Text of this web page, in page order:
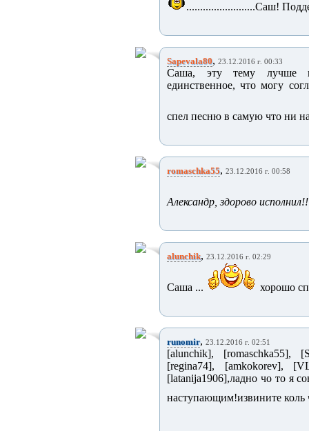
.........................Саш!
Sapevala80, 23.12.2016 г. 00:33
Саша, эту тему лучше
единственное, что могу
спел песню в самую что ни
romaschka55, 23.12.2016 г. 00:58
Александр, здорово
alunchik, 23.12.2016 г. 02:29
Саша ... хорошо
runomir, 23.12.2016 г. 02:51
[alunchik], [romaschka55],
[regina74], [amkokorev],
[latanija1906],ладно чо то я
наступающим!извините коль